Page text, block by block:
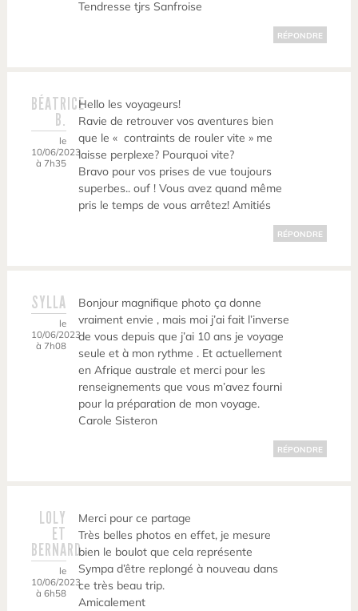
Tendresse tjrs Sanfroise
RÉPONDRE
BÉATRICE
B.
le
10/06/2023
à 7h35
Hello les voyageurs!
Ravie de retrouver vos aventures bien
que le « contraints de rouler vite » me
laisse perplexe? Pourquoi vite?
Bravo pour vos prises de vue toujours
superbes.. ouf ! Vous avez quand même
pris le temps de vous arrêtez! Amitiés
RÉPONDRE
SYLLA
le
10/06/2023
à 7h08
Bonjour magnifique photo ça donne
vraiment envie , mais moi j’ai fait l’inverse
de vous depuis que j’ai 10 ans je voyage
seule et à mon rythme . Et actuellement
en Afrique australe et merci pour les
renseignements que vous m’avez fourni
pour la préparation de mon voyage.
Carole Sisteron
RÉPONDRE
LOLY
ET
BERNARD
le
10/06/2023
à 6h58
Merci pour ce partage
Très belles photos en effet, je mesure
bien le boulot que cela représente
Sympa d’être replongé à nouveau dans
ce très beau trip.
Amicalement